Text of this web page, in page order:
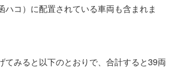
ハコ）に配置されている車両も含まれま
てみると以下のとおりで、合計すると39両